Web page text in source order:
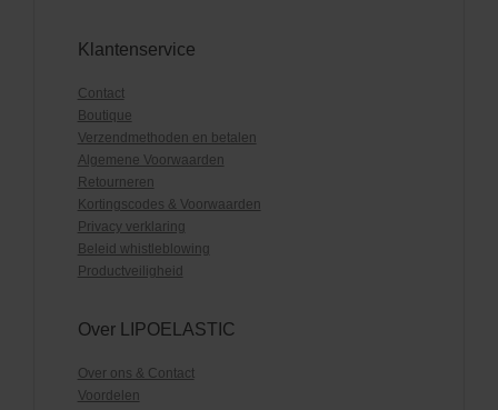
Klantenservice
Contact
Boutique
Verzendmethoden en betalen
Algemene Voorwaarden
Retourneren
Kortingscodes & Voorwaarden
Privacy verklaring
Beleid whistleblowing
Productveiligheid
Over LIPOELASTIC
Over ons & Contact
Voordelen